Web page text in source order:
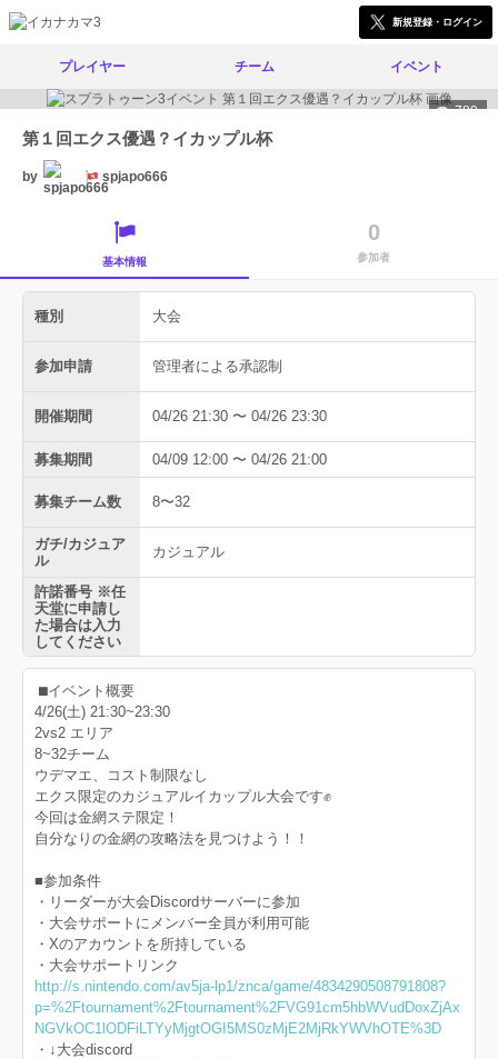
新規登録・ログイン
プレイヤー チーム イベント
789
第１回エクス優遇？イカップル杯
by spjapo666
基本情報
0
参加者
種別 大会
参加申請 管理者による承認制
開催期間 04/26 21:30 〜 04/26 23:30
募集期間 04/09 12:00 〜 04/26 21:00
募集チーム数 8〜32
ガチ/カジュア
ル
カジュアル
許諾番号 ※任
天堂に申請し
た場合は入力
してください
⬛︎イベント概要
4/26(土) 21:30~23:30
2vs2 エリア
8~32チーム
ウデマエ、コスト制限なし
エクス限定のカジュアルイカップル大会です✊
今回は金網ステ限定！
自分なりの金網の攻略法を見つけよう！！
■参加条件
・リーダーが大会Discordサーバーに参加
・大会サポートにメンバー全員が利用可能
・Xのアカウントを所持している
・大会サポートリンク
http://s.nintendo.com/av5ja-lp1/znca/game/4834290508791808?
p=%2Ftournament%2Ftournament%2FVG91cm5hbWVudDoxZjAx
NGVkOC1lODFiLTYyMjgtOGI5MS0zMjE2MjRkYWVhOTE%3D
・↓大会discord